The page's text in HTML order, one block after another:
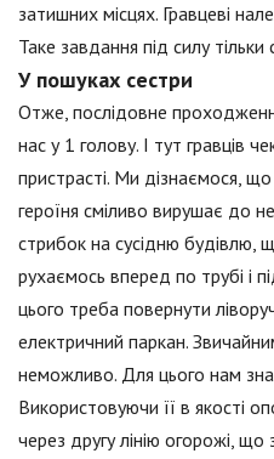
затишних місцях. Гравцеві
Таке завдання під силу
У пошуках сестри
Отже, послідовне
нас у 1 голову. І тут гравців
пристрасті. Ми дізнаємося,
героїня сміливо вирушає до
стрибок на сусідню будівлю,
рухаємось вперед по трубі і
цього треба повернути
електричний паркан.
неможливо. Для цього нам
Використовуючи її в якості
через другу лінію огорожі,